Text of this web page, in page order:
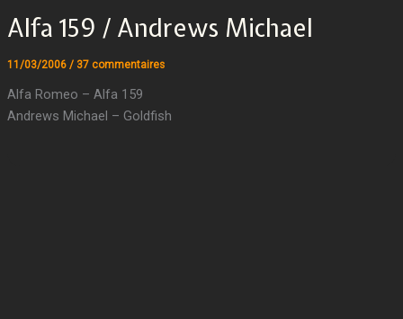
Alfa 159 / Andrews Michael
11/03/2006 / 37 commentaires
Alfa Romeo – Alfa 159
Andrews Michael – Goldfish